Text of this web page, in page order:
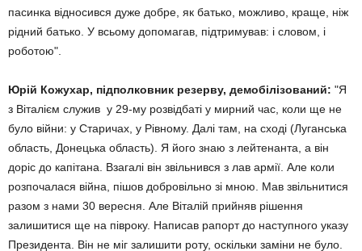
пасинка відносився дуже добре, як батько, можливо, краще, ніж
рідний батько. У всьому допомагав, підтримував: і словом, і
роботою".
Юрій Кожухар, підполковник резерву, демобілізований: "Я
з Віталієм служив у 29-му розвідбаті у мирний час, коли ще не
було війни: у Старичах, у Рівному. Далі там, на сході (Луганська
область, Донецька область). Я його знаю з лейтенанта, а він
доріс до капітана. Взагалі він звільнився з лав армії. Але коли
розпочалася війна, пішов добровільно зі мною. Мав звільнитися
разом з нами 30 вересня. Але Віталій прийняв рішення
залишитися ще на півроку. Написав рапорт до наступного указу
Президента. Він не міг залишити роту, оскільки заміни не було.